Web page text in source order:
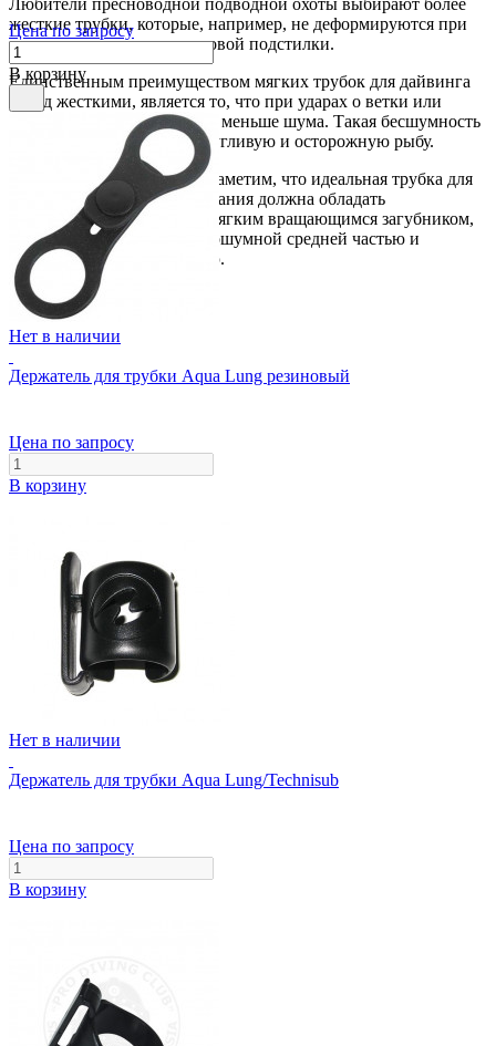
жесткие трубки, которые, например, не деформируются при
всплытии посреди камышовой подстилки.
Единственным преимуществом мягких трубок для дайвинга
перед жесткими, является то, что при ударах о ветки или
камни они издают намного меньше шума. Такая бесшумность
пригодится при охоте на пугливую и осторожную рыбу.
Подытоживая результаты, заметим, что идеальная трубка для
дайвинга, подводного плавания должна обладать
следующими качествами: мягким вращающимся загубником,
относительно жесткой малошумной средней частью и
эластичной верхней частью.
Цена по запросу
В корзину
Нет в наличии
Держатель для трубки Aqua Lung резиновый
Цена по запросу
В корзину
Нет в наличии
Держатель для трубки Aqua Lung/Technisub
Цена по запросу
В корзину